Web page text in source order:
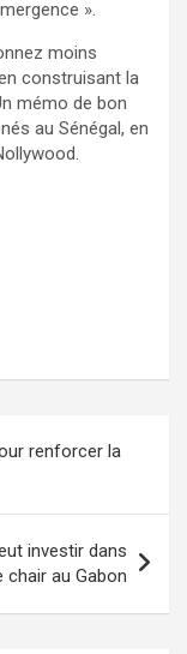
».
moins
construisant la
mémo de bon
au Sénégal, en
renforcer la
investir dans
au Gabon